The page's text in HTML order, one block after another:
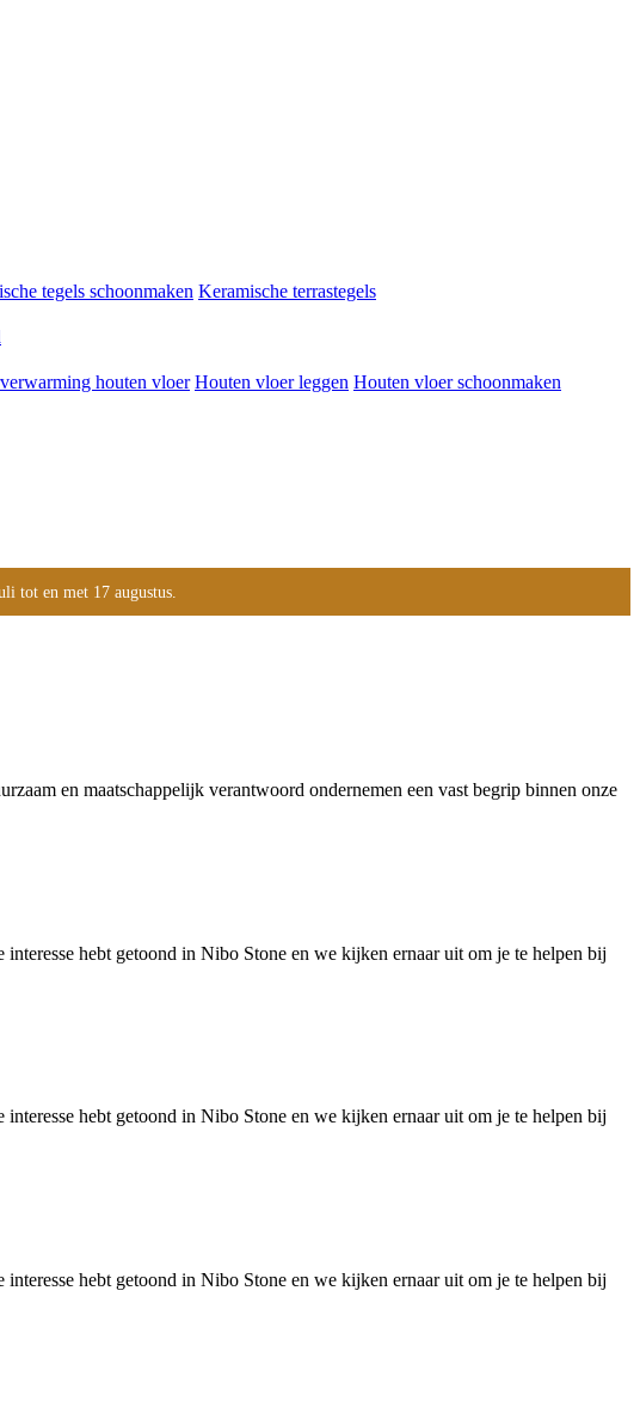
tegels schoonmaken Keramische terrastegels
houten vloer Houten vloer leggen Houten vloer schoonmaken
tot en met 17 augustus.
en maatschappelijk verantwoord ondernemen een vast begrip binnen onze
hebt getoond in Nibo Stone en we kijken ernaar uit om je te helpen bij
hebt getoond in Nibo Stone en we kijken ernaar uit om je te helpen bij
hebt getoond in Nibo Stone en we kijken ernaar uit om je te helpen bij